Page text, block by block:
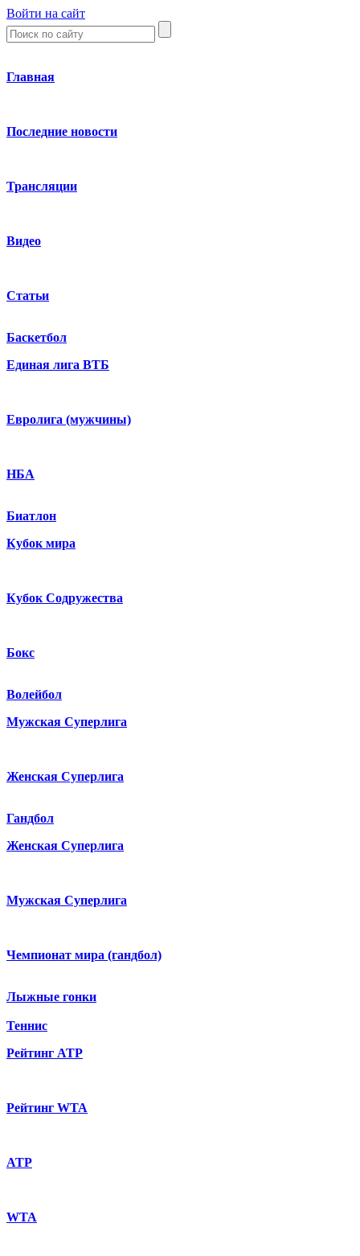
Войти на сайт
Главная
Последние новости
Трансляции
Видео
Статьи
Баскетбол
Единая лига ВТБ
Евролига (мужчины)
НБА
Биатлон
Кубок мира
Кубок Содружества
Бокс
Волейбол
Мужская Суперлига
Женская Суперлига
Гандбол
Женская Суперлига
Мужская Суперлига
Чемпионат мира (гандбол)
Лыжные гонки
Теннис
Рейтинг ATP
Рейтинг WTA
ATP
WTA